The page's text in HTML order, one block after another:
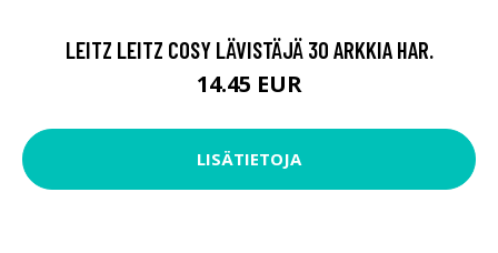
LEITZ LEITZ COSY LÄVISTÄJÄ 30 ARKKIA HAR.
14.45 EUR
LISÄTIETOJA